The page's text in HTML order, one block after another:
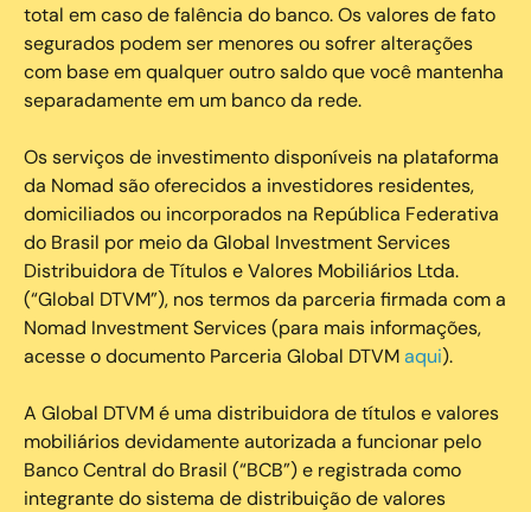
total em caso de falência do banco. Os valores de fato
segurados podem ser menores ou sofrer alterações
com base em qualquer outro saldo que você mantenha
separadamente em um banco da rede.
Os serviços de investimento disponíveis na plataforma
da Nomad são oferecidos a investidores residentes,
domiciliados ou incorporados na República Federativa
do Brasil por meio da Global Investment Services
Distribuidora de Títulos e Valores Mobiliários Ltda.
(“Global DTVM”), nos termos da parceria firmada com a
Nomad Investment Services (para mais informações,
acesse o documento Parceria Global DTVMaqui).
A Global DTVM é uma distribuidora de títulos e valores
mobiliários devidamente autorizada a funcionar pelo
Banco Central do Brasil (“BCB”) e registrada como
integrante do sistema de distribuição de valores